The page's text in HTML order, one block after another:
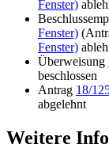
Fenster)
Fenster)
Fenster)
Überweisung
beschlossen
Antrag 18/
abgelehnt
Weitere